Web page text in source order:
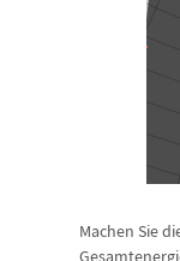
Machen Sie